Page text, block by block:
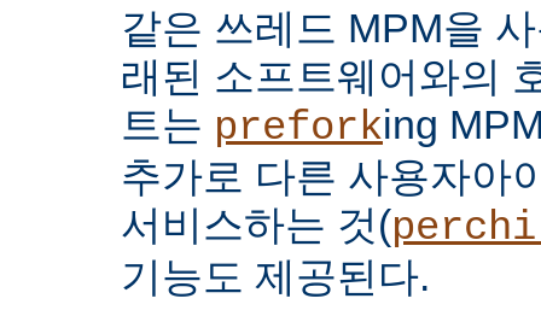
같은 쓰레드 MPM을
래된 소프트웨어와의
트는 preforking
추가로 다른 사용자아
서비스하는 것(
기능도 제공된다.